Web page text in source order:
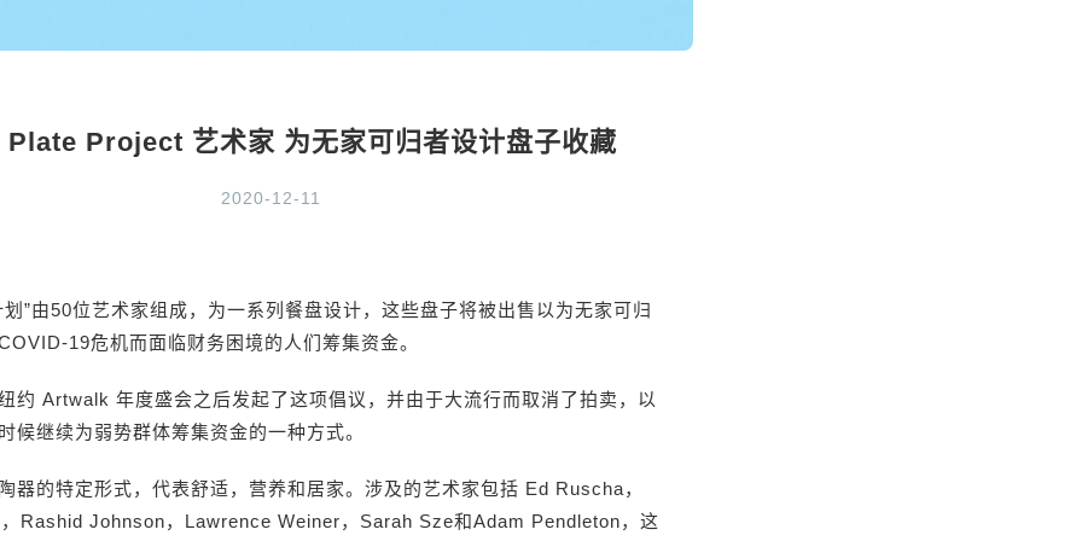
Project 艺术家 为无家可归者设计盘子收藏
2020-12-11
划”由50位艺术家组成，为一系列餐盘设计，这些盘子将被出售以为无家可归
19危机而面临财务困境的人们筹集资金。
约 Artwalk 年度盛会之后发起了这项倡议，并由于大流行而取消了拍卖，以
候继续为弱势群体筹集资金的一种方式。
器的特定形式，代表舒适，营养和居家。涉及的艺术家包括 Ed Ruscha，
Rashid Johnson，Lawrence Weiner，Sarah Sze和Adam Pendleton，这